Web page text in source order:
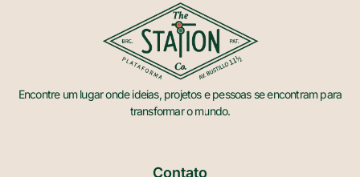
Encontre um lugar onde ideias, projetos e pessoas se encontram para
transformar o mundo.
Contato